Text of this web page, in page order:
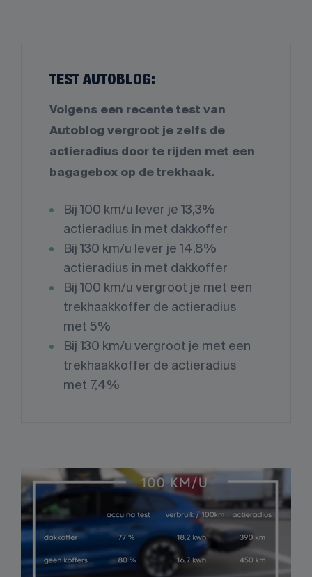
TEST AUTOBLOG:
Volgens een recente test van
Autoblog vergroot je zelfs de
actieradius door te rijden met een
bagagebox op de trekhaak.
Bij 100 km/u lever je 13,3%
actieradius in met dakkoffer
Bij 130 km/u lever je 14,8%
actieradius in met dakkoffer
Bij 100 km/u vergroot je met een
trekhaakkoffer de actieradius
met 5%
Bij 130 km/u vergroot je met een
trekhaakkoffer de actieradius
met 7,4%